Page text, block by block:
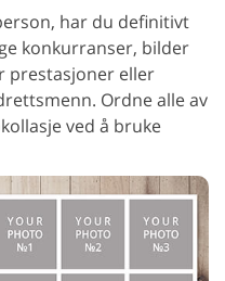
har du definitivt
konkurranser, bilder
prestasjoner eller
Ordne alle av
ved å bruke